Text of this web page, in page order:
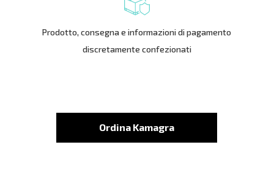
Prodotto, consegna e informazioni di pagamento
discretamente confezionati
Ordina Kamagra